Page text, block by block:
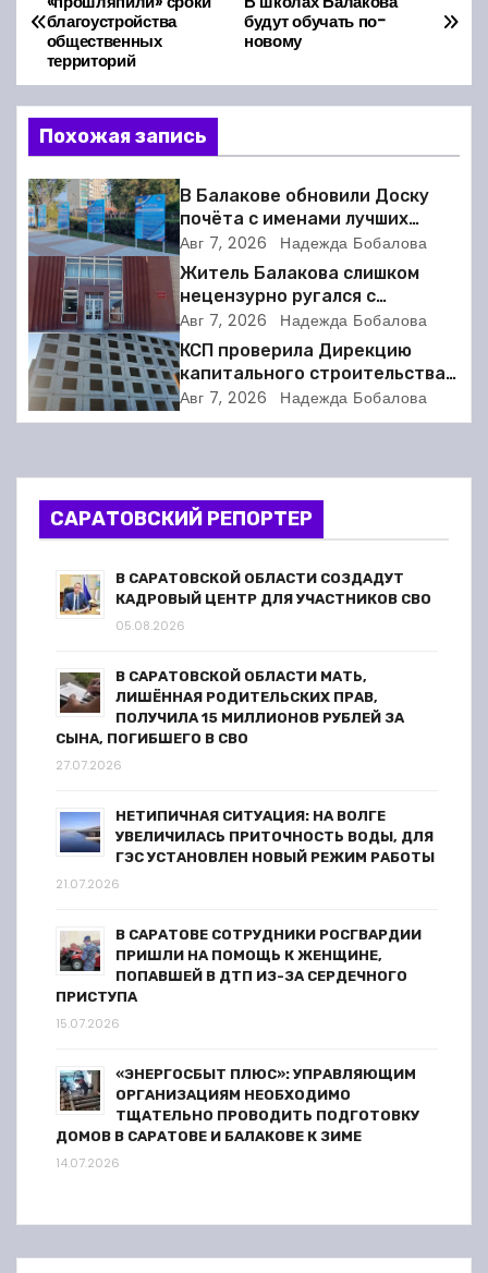
а
в
и
г
а
ц
и
я
п
з
а
будут обучать по-
новому
благоустройства
общественных
территорий
Похожая запись
В Балакове обновили Доску
почёта с именами лучших
спортсменов. Фото
Авг 7, 2026 Надежда Бобалова
Житель Балакова слишком
нецензурно ругался с
соседкой и получил двое суток
ареста
Авг 7, 2026 Надежда Бобалова
КСП проверила Дирекцию
капитального строительства в
Балакове и нашла множество
нарушений
Авг 7, 2026 Надежда Бобалова
САРАТОВСКИЙ РЕПОРТЕР
В САРАТОВСКОЙ ОБЛАСТИ СОЗДАДУТ
КАДРОВЫЙ ЦЕНТР ДЛЯ УЧАСТНИКОВ СВО
05.08.2026
В САРАТОВСКОЙ ОБЛАСТИ МАТЬ,
ЛИШЁННАЯ РОДИТЕЛЬСКИХ ПРАВ,
ПОЛУЧИЛА 15 МИЛЛИОНОВ РУБЛЕЙ ЗА
СЫНА, ПОГИБШЕГО В СВО
27.07.2026
НЕТИПИЧНАЯ СИТУАЦИЯ: НА ВОЛГЕ
УВЕЛИЧИЛАСЬ ПРИТОЧНОСТЬ ВОДЫ, ДЛЯ
ГЭС УСТАНОВЛЕН НОВЫЙ РЕЖИМ РАБОТЫ
21.07.2026
В САРАТОВЕ СОТРУДНИКИ РОСГВАРДИИ
ПРИШЛИ НА ПОМОЩЬ К ЖЕНЩИНЕ,
ПОПАВШЕЙ В ДТП ИЗ-ЗА СЕРДЕЧНОГО
ПРИСТУПА
15.07.2026
«ЭНЕРГОСБЫТ ПЛЮС»: УПРАВЛЯЮЩИМ
ОРГАНИЗАЦИЯМ НЕОБХОДИМО
ТЩАТЕЛЬНО ПРОВОДИТЬ ПОДГОТОВКУ
ДОМОВ В САРАТОВЕ И БАЛАКОВЕ К ЗИМЕ
14.07.2026